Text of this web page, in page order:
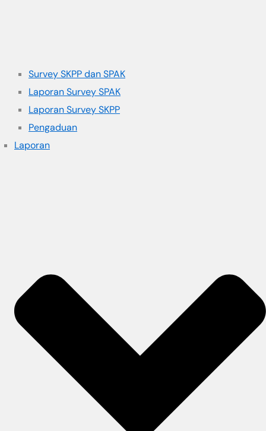
Survey SKPP dan SPAK
Laporan Survey SPAK
Laporan Survey SKPP
Pengaduan
Laporan